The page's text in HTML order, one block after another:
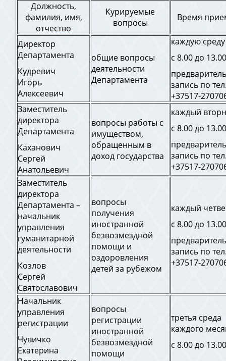
Должность,
фамилия, имя,
отчество
Курируемые
вопросы
Время
Директор
Департамента
Кудревич
Игорь
Алексеевич
общие вопросы
деятельности
Департамента
каждую среду
с 8.00 до
запись по
+37517-
Заместитель
директора
Департамента
Каханович
Сергей
Анатольевич
вопросы работы с
имуществом,
обращенным в
доход государства
каждый
с 8.00 до
запись по
+37517-
Заместитель
директора
Департамента –
начальник
управления
гуманитарной
деятельности
Козлов
Сергей
Святославович
вопросы
получения
иностранной
безвозмездной
помощи и
оздоровления
детей за рубежом
каждый
с 8.00 до
запись по
+37517-
Начальник
управления
регистрации
Чувичко
Екатерина
вопросы
регистрации
иностранной
безвозмездной
помощи
третья среда
каждого
с 8.00 до